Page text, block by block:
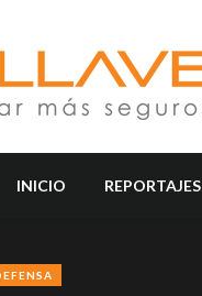
INICIO REPORTAJES